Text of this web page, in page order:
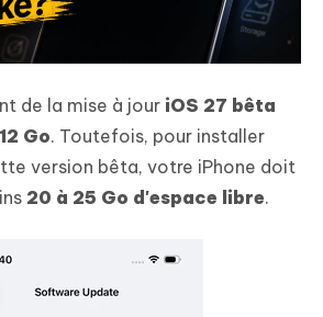
de la mise à jour iOS 27 bêta
Go. Toutefois, pour installer
version bêta, votre iPhone doit
20 à 25 Go d'espace libre.